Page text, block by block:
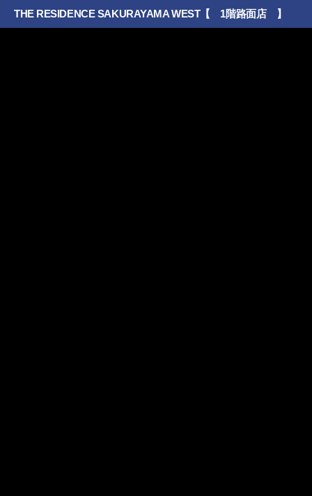
THE RESIDENCE SAKURAYAMA WEST【 1階路面店 】